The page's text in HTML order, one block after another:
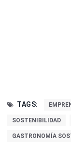
TAGS:
SOSTENIBILIDAD
GASTRONOMÍA